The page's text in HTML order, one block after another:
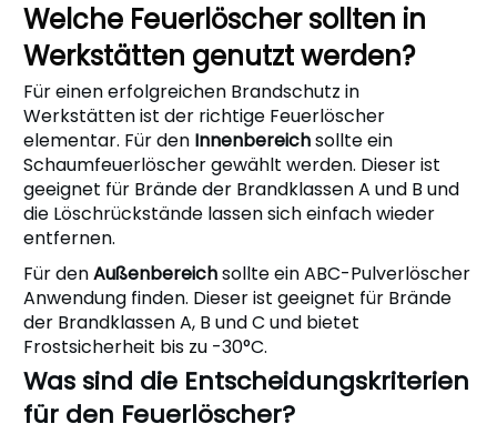
Welche Feuerlöscher sollten in
Werkstätten genutzt werden?
Für einen erfolgreichen Brandschutz in
Werkstätten ist der richtige Feuerlöscher
elementar. Für den Innenbereichsollte ein
Schaumfeuerlöscher gewählt werden. Dieser ist
geeignet für Brände der Brandklassen A und B und
die Löschrückstände lassen sich einfach wieder
entfernen.
Für denAußenbereichsollte ein ABC-Pulverlöscher
Anwendung finden. Dieser ist geeignet für Brände
der Brandklassen A, B und C und bietet
Frostsicherheit bis zu -30°C.
Was sind die Entscheidungskriterien
für den Feuerlöscher?